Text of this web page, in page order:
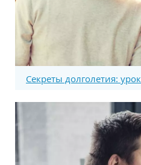
Секреты долголетия: